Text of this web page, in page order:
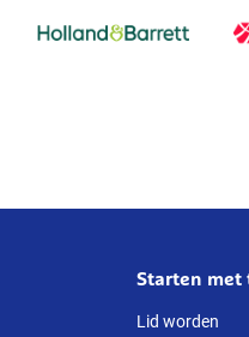
Starten met
Lid worden